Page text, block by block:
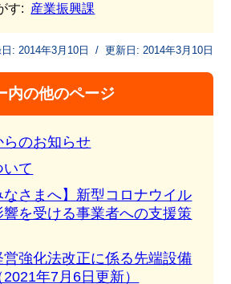
す: 産業振興課
: 2014年3月10日 / 更新日: 2014年3月10日
内の他のページ
のお知らせ
て
なさまへ】新型コロナウイル
響を受ける事業者への支援策
強化法改正に係る先端設備
年7月6日更新）